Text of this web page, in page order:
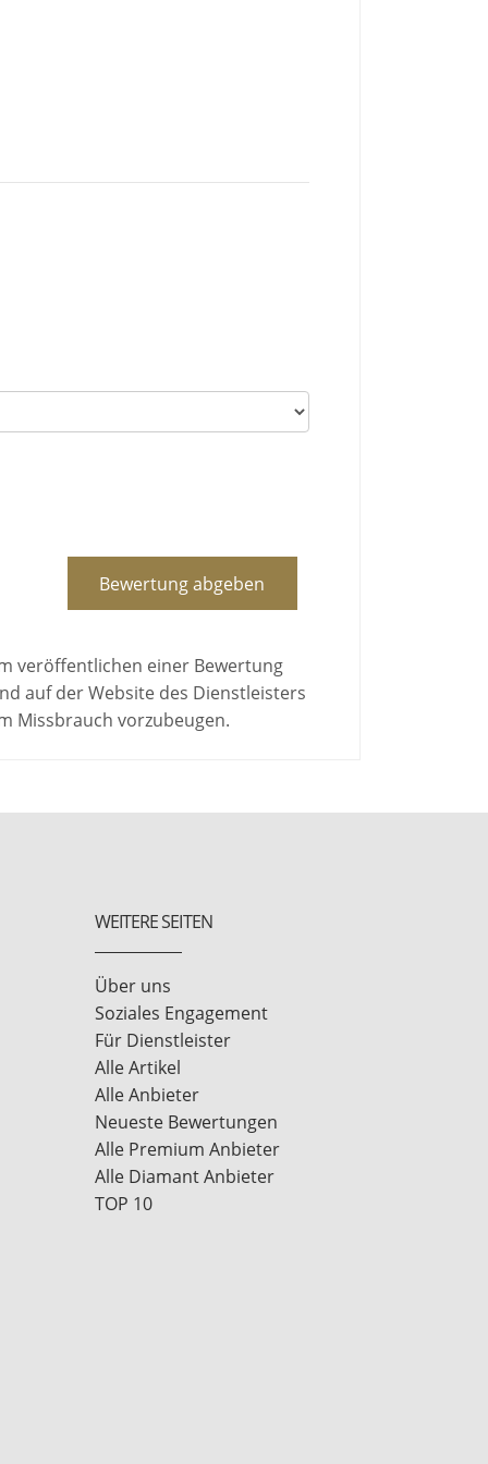
Bewertung abgeben
veröffentlichen einer Bewertung
auf der Website des Dienstleisters
Missbrauch vorzubeugen.
WEITERE SEITEN
Über uns
Soziales Engagement
Für Dienstleister
Alle Artikel
Alle Anbieter
Neueste Bewertungen
Alle Premium Anbieter
Alle Diamant Anbieter
TOP 10